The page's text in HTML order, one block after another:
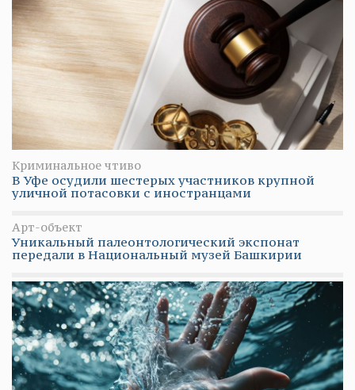
Криминальное чтиво
В Уфе осудили шестерых участников крупной
уличной потасовки с иностранцами
Арт-объект
Уникальный палеонтологический экспонат
передали в Национальный музей Башкирии